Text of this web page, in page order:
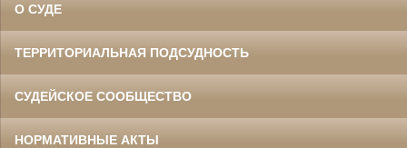
О СУДЕ
ТЕРРИТОРИАЛЬНАЯ ПОДСУДНОСТЬ
СУДЕЙСКОЕ СООБЩЕСТВО
НОРМАТИВНЫЕ АКТЫ